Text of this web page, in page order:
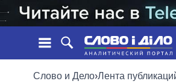
НОВОСТИ
Слово и Дело›Лента